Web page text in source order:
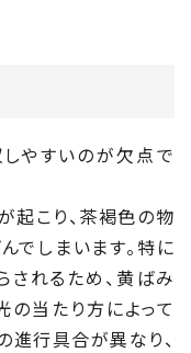
やすいのが欠点で
起こり、茶褐色の物
でしまいます。特に
されるため、黄ばみ
の当たり方によって
進行具合が異なり、